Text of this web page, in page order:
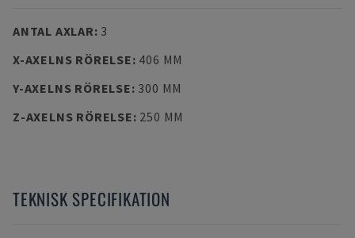
ANTAL AXLAR: 3
X-AXELNS RÖRELSE: 406 MM
Y-AXELNS RÖRELSE: 300 MM
Z-AXELNS RÖRELSE: 250 MM
TEKNISK SPECIFIKATION